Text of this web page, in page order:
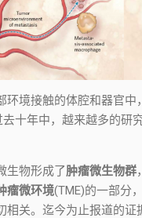
环境接触的体腔和器官中
十年中，越来越多的研
生物形成了肿瘤微生物群
瘤微环境(TME)的一部分
相关。迄今为止报道的证